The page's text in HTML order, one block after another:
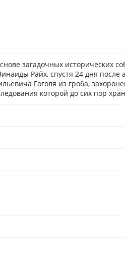
загадочных исторических
Райх, спустя 24 дня после
Гоголя из гроба,
которой до сих пор